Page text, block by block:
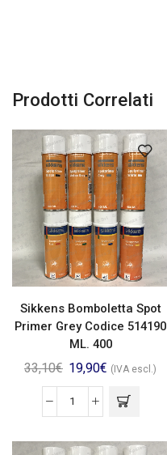
Prodotti Correlati
Sikkens Bomboletta Spot
Primer Grey Codice 514190
ML. 400
33,10€ 19,90€ (IVA escl.)